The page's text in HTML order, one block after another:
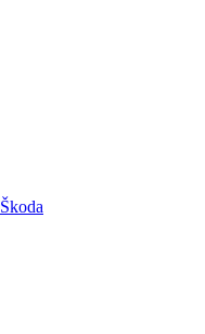
Škoda